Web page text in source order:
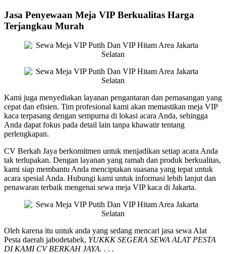
Jasa Penyewaan Meja VIP Berkualitas Harga
Terjangkau Murah
Kami juga menyediakan layanan pengantaran dan pemasangan yang
cepat dan efisien. Tim profesional kami akan memastikan meja VIP
kaca terpasang dengan sempurna di lokasi acara Anda, sehingga
Anda dapat fokus pada detail lain tanpa khawatir tentang
perlengkapan.
CV Berkah Jaya berkomitmen untuk menjadikan setiap acara Anda
tak terlupakan. Dengan layanan yang ramah dan produk berkualitas,
kami siap membantu Anda menciptakan suasana yang tepat untuk
acara spesial Anda. Hubungi kami untuk informasi lebih lanjut dan
penawaran terbaik mengenai sewa meja VIP kaca di Jakarta.
Oleh karena itu untuk anda yang sedang mencari jasa sewa Alat
Pesta daerah jabodetabek, YUKKK SEGERA SEWA ALAT PESTA
DI KAMI CV BERKAH JAYA. . . .